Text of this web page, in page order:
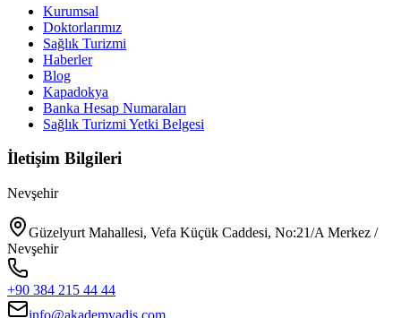
Kurumsal
Doktorlarımız
Sağlık Turizmi
Haberler
Blog
Kapadokya
Banka Hesap Numaraları
Sağlık Turizmi Yetki Belgesi
İletişim Bilgileri
Nevşehir
Güzelyurt Mahallesi, Vefa Küçük Caddesi, No:21/A Merkez /
Nevşehir
+90 384 215 44 44